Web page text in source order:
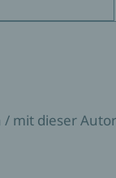
mit dieser